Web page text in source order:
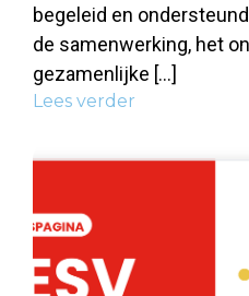
begeleid en
de samenwerking, het
gezamenlijke […]
Lees verder